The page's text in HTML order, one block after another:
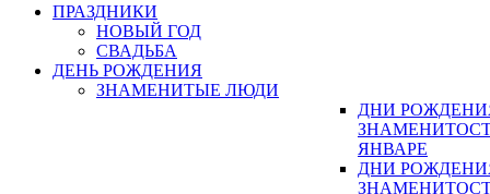
ПРАЗДНИКИ
НОВЫЙ ГОД
СВАДЬБА
ДЕНЬ РОЖДЕНИЯ
ЗНАМЕНИТЫЕ ЛЮДИ
ДНИ
ЯНВАРЕ
ДНИ